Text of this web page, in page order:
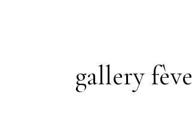
gallery fève